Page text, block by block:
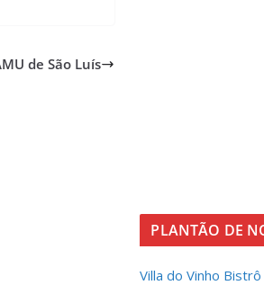
de São Luís
PLANTÃO DE
Villa do Vinho